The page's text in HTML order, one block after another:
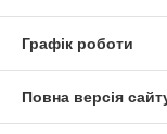
Графік роботи
Повна версія